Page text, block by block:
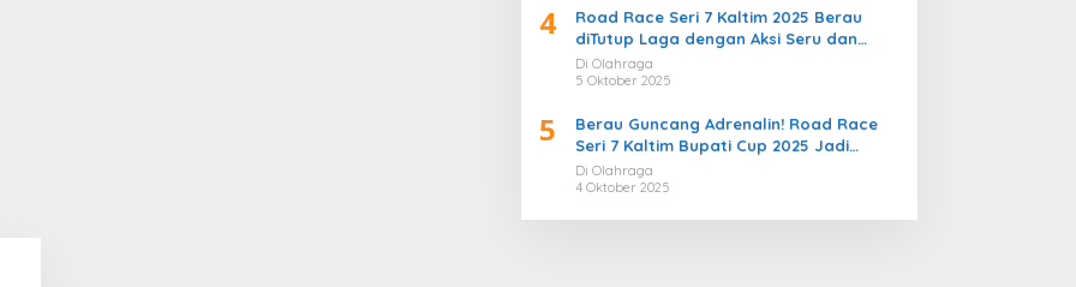
4
Road Race Seri 7 Kaltim 2025 Berau
diTutup Laga dengan Aksi Seru dan
Penuh Sportivitas
Di Olahraga
5 Oktober 2025
5
Berau Guncang Adrenalin! Road Race
Seri 7 Kaltim Bupati Cup 2025 Jadi
Momentum Lahirnya Sirkuit Permanen
2026
Di Olahraga
4 Oktober 2025